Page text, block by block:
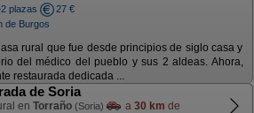
plazas
27 €
de Burgos
rural que fue desde principios de siglo casa y
del médico del pueblo y sus 2 aldeas. Ahora,
restaurada dedicada ...
de Soria
en Torraño (Soria) a 30 km de